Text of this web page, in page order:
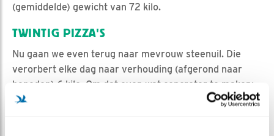
(gemiddelde) gewicht van 72 kilo.
TWINTIG PIZZA'S
Nu gaan we even terug naar mevrouw steenuil. Die
verorbert elke dag naar verhouding (afgerond naar
beneden) 6 kilo. Om dat even wat concreter te maken:
een halve vlaai, tien speklappen, twee bloemkolen, 25